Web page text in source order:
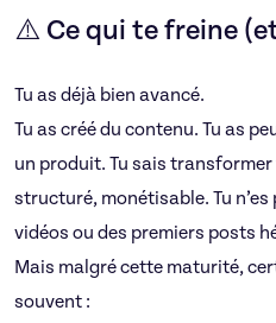
⚠️ Ce qui te freine
Tu as déjà bien avancé.
Tu as créé du contenu. Tu as
un produit. Tu sais
structuré, monétisable. Tu
vidéos ou des premiers posts
Mais malgré cette maturité,
souvent :